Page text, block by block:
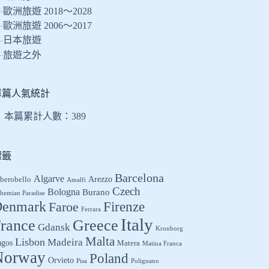
歐洲旅遊 2018～2028
歐洲旅遊 2006～2017
日本旅遊
旅遊之外
篇人氣統計
本篇累計人數：389
籤
Algarve Amalfi Arezzo Barcelona
Paradise Bologna Burano Czech
Faroe Ferrara Firenze
Gdansk Greece Italy Kronborg
Lisbon Madeira Malta Matera Matina Franca
Orvieto Pisa Poland Polignano